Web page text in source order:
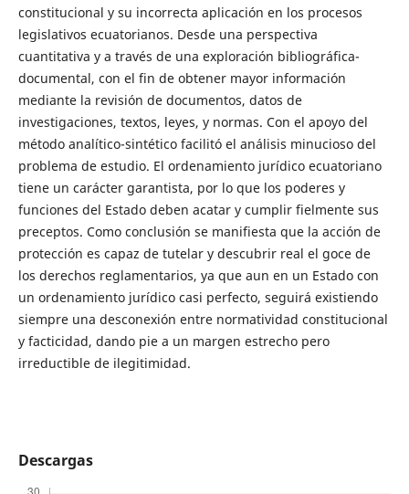
constitucional y su incorrecta aplicación en los procesos
legislativos ecuatorianos. Desde una perspectiva
cuantitativa y a través de una exploración bibliográfica-
documental, con el fin de obtener mayor información
mediante la revisión de documentos, datos de
investigaciones, textos, leyes, y normas. Con el apoyo del
método analítico-sintético facilitó el análisis minucioso del
problema de estudio. El ordenamiento jurídico ecuatoriano
tiene un carácter garantista, por lo que los poderes y
funciones del Estado deben acatar y cumplir fielmente sus
preceptos. Como conclusión se manifiesta que la acción de
protección es capaz de tutelar y descubrir real el goce de
los derechos reglamentarios, ya que aun en un Estado con
un ordenamiento jurídico casi perfecto, seguirá existiendo
siempre una desconexión entre normatividad constitucional
y facticidad, dando pie a un margen estrecho pero
irreductible de ilegitimidad.
Descargas